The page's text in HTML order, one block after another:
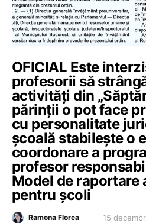
OFICIAL Este
profesorii să
activități din
părinții o pot face
cu personalitate
școală stabilește o
coordonare a
profesor
Model de
pentru școli
Ramona Florea 15